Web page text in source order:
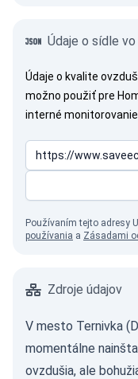
Údaje o sídle
Údaje o kvalite
možno použiť pre
interné
Používaním tejto adresy
používania a Zásadami
Zdroje údajov
V mesto Ternivka
momentálne
ovzdušia, ale